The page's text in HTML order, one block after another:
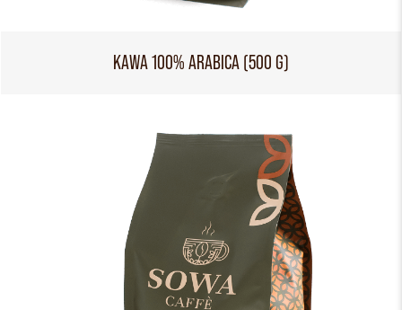
KAWA 100% ARABICA (500 G)